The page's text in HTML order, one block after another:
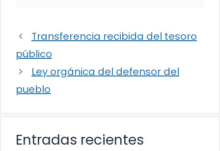
Transferencia recibida del tesoro
público
Ley orgánica del defensor del
pueblo
Entradas recientes